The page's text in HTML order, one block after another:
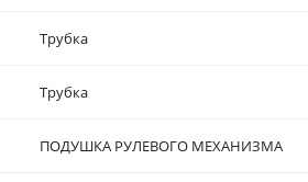
Трубка
Трубка
ПОДУШКА РУЛЕВОГО МЕХАНИЗМА